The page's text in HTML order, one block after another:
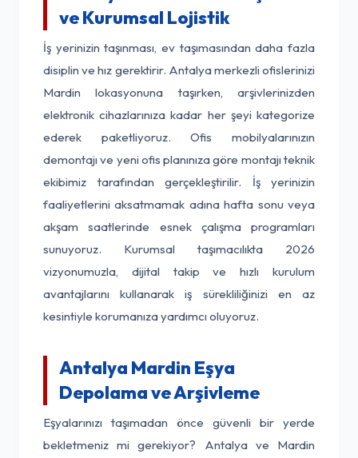
ve Kurumsal Lojistik
İş yerinizin taşınması, ev taşımasından daha fazla
disiplin ve hız gerektirir. Antalya merkezli ofislerinizi
Mardin lokasyonuna taşırken, arşivlerinizden
elektronik cihazlarınıza kadar her şeyi kategorize
ederek paketliyoruz. Ofis mobilyalarınızın
demontajı ve yeni ofis planınıza göre montajı teknik
ekibimiz tarafından gerçekleştirilir. İş yerinizin
faaliyetlerini aksatmamak adına hafta sonu veya
akşam saatlerinde esnek çalışma programları
sunuyoruz. Kurumsal taşımacılıkta 2026
vizyonumuzla, dijital takip ve hızlı kurulum
avantajlarını kullanarak iş sürekliliğinizi en az
kesintiyle korumanıza yardımcı oluyoruz.
Antalya Mardin Eşya
Depolama ve Arşivleme
Eşyalarınızı taşımadan önce güvenli bir yerde
bekletmeniz mi gerekiyor? Antalya ve Mardin